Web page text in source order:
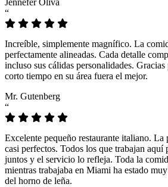
“
Increíble, simplemente magnífico. La
perfectamente alineadas. Cada detalle
incluso sus cálidas personalidades.
corto tiempo en su área fuera el mejor.
Mr. Gutenberg
“
Excelente pequeño restaurante italiano. La
casi perfectos. Todos los que trabajan aquí
juntos y el servicio lo refleja. Toda la
mientras trabajaba en Miami ha estado
del horno de leña.